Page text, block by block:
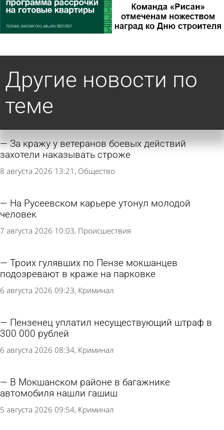
Другие новости по
теме
За кражу у ветеранов боевых действий
захотели наказывать строже
8 августа 2026 13:21 Общество
На Русеевском карьере утонул молодой
человек
7 августа 2026 10:03 Происшествия
Троих гулявших по Пензе мокшанцев
подозревают в краже на парковке
6 августа 2026 09:23 Криминал
Пензенец уплатил несуществующий штраф в
300 000 рублей
6 августа 2026 08:34 Криминал
В Мокшанском районе в багажнике
автомобиля нашли гашиш
5 августа 2026 09:54 Криминал